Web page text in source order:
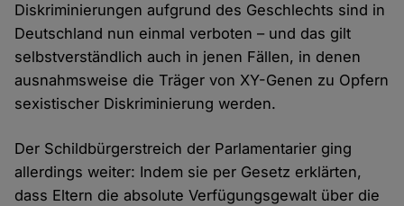
Diskriminierungen aufgrund des Geschlechts sind in
Deutschland nun einmal verboten – und das gilt
selbstverständlich auch in jenen Fällen, in denen
ausnahmsweise die Träger von XY-Genen zu Opfern
sexistischer Diskriminierung werden.
Der Schildbürgerstreich der Parlamentarier ging
allerdings weiter: Indem sie per Gesetz erklärten,
dass Eltern die absolute Verfügungsgewalt über die